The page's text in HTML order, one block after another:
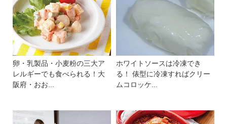
卵・乳製品・小麦粉の三大ア
レルギーでも食べられる！大
阪府・おお...
ホワイトソースは冷凍でき
る！ 俵型に冷凍すればクリー
ムコロッケ...